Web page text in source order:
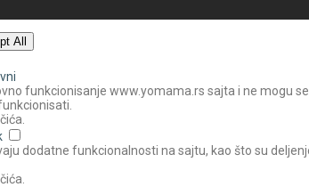
All
funkcionisanje www.yomama.rs sajta i ne mogu
dodatne funkcionalnosti na sajtu, kao što su